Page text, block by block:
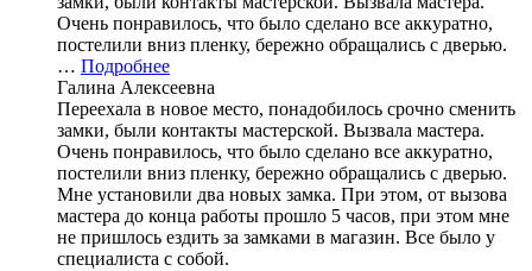
Очень понравилось, что было сделано все аккуратно,
постелили вниз пленку, бережно обращались с дверью.
… Подробнее
Галина Алексеевна
Переехала в новое место, понадобилось срочно сменить
замки, были контакты мастерской. Вызвала мастера.
Очень понравилось, что было сделано все аккуратно,
постелили вниз пленку, бережно обращались с дверью.
Мне установили два новых замка. При этом, от вызова
мастера до конца работы прошло 5 часов, при этом мне
не пришлось ездить за замками в магазин. Все было у
специалиста с собой.